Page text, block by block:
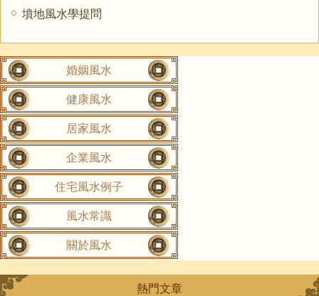
墳地風水學提問
婚姻風水
健康風水
居家風水
企業風水
住宅風水例子
風水常識
關於風水
熱門文章